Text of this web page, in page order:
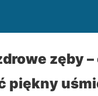
zęby
piękny